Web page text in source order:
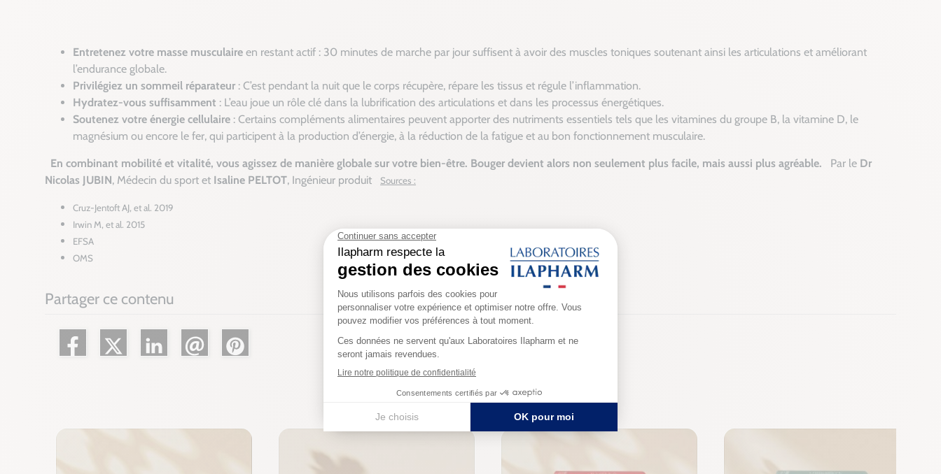
Entretenez votre masse musculaire en restant actif : 30 minutes de marche par jour suffisent à avoir des muscles toniques soutenant ainsi les articulations et améliorant
l’endurance globale.
Privilégiez un sommeil réparateur : C’est pendant la nuit que le corps récupère, répare les tissus et régule l’inflammation.
Hydratez-vous suffisamment : L’eau joue un rôle clé dans la lubrification des articulations et dans les processus énergétiques.
Soutenez votre énergie cellulaire : Certains compléments alimentaires peuvent apporter des nutriments essentiels tels que les vitamines du groupe B, la vitamine D, le
magnésium ou encore le fer, qui participent à la production d’énergie, à la réduction de la fatigue et au bon fonctionnement musculaire.
En combinant mobilité et vitalité, vous agissez de manière globale sur votre bien-être. Bouger devient alors non seulement plus facile, mais aussi plus agréable. Par le Dr
Nicolas JUBIN, Médecin du sport et Isaline PELTOT, Ingénieur produit Sources :
Cruz-Jentoft AJ, et al. 2019
Irwin M, et al. 2015
EFSA
OMS
Partager ce contenu
Produits associés